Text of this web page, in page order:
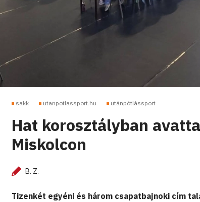
sakk utanpotlassport.hu utánpótlássport
Hat korosztályban
Miskolcon
B. Z.
Tizenkét egyéni és három csapatbajnoki cím